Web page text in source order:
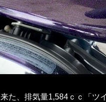
た、排気量1,584ｃｃ「ツ